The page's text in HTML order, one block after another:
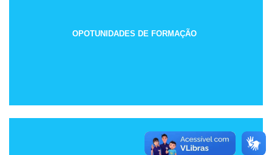
OPOTUNIDADES DE FORMAÇÃO